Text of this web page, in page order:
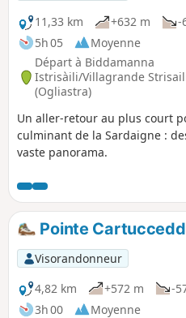
11,33 km
+632 m
-
5h 05
Moyenne
Départ à Biddamanna
Istrisàili/Villagrande
(Ogliastra)
Un aller-retour au plus court
culminant de la Sardaigne :
vaste panorama.
Pointe
Visorandonneur
4,82 km
+572 m
-
3h 00
Moyenne